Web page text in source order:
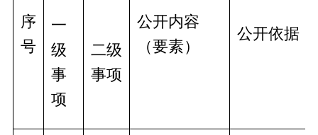
序
号
公开内容
（要素）
公开依据
一
级
事
项
二级
事项